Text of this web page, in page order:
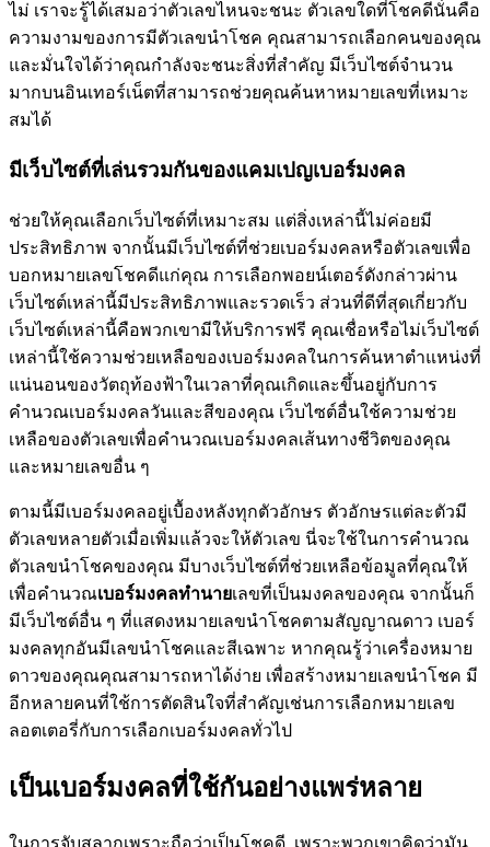
ไม่ เราจะรู้ได้เสมอว่าตัวเลขไหนจะชนะ ตัวเลขใดที่โชคดีนั่นคือ
ความงามของการมีตัวเลขนำโชค คุณสามารถเลือกคนของคุณ
และมั่นใจได้ว่าคุณกำลังจะชนะสิ่งที่สำคัญ มีเว็บไซต์จำนวน
มากบนอินเทอร์เน็ตที่สามารถช่วยคุณค้นหาหมายเลขที่เหมาะ
สมได้
มีเว็บไซต์ที่เล่นรวมกันของแคมเปญเบอร์มงคล
ช่วยให้คุณเลือกเว็บไซต์ที่เหมาะสม แต่สิ่งเหล่านี้ไม่ค่อยมี
ประสิทธิภาพ จากนั้นมีเว็บไซต์ที่ช่วยเบอร์มงคลหรือตัวเลขเพื่อ
บอกหมายเลขโชคดีแก่คุณ การเลือกพอยน์เตอร์ดังกล่าวผ่าน
เว็บไซต์เหล่านี้มีประสิทธิภาพและรวดเร็ว ส่วนที่ดีที่สุดเกี่ยวกับ
เว็บไซต์เหล่านี้คือพวกเขามีให้บริการฟรี คุณเชื่อหรือไม่เว็บไซต์
เหล่านี้ใช้ความช่วยเหลือของเบอร์มงคลในการค้นหาตำแหน่งที่
แน่นอนของวัตถุท้องฟ้าในเวลาที่คุณเกิดและขึ้นอยู่กับการ
คำนวณเบอร์มงคลวันและสีของคุณ เว็บไซต์อื่นใช้ความช่วย
เหลือของตัวเลขเพื่อคำนวณเบอร์มงคลเส้นทางชีวิตของคุณ
และหมายเลขอื่น ๆ
ตามนี้มีเบอร์มงคลอยู่เบื้องหลังทุกตัวอักษร ตัวอักษรแต่ละตัวมี
ตัวเลขหลายตัวเมื่อเพิ่มแล้วจะให้ตัวเลข นี่จะใช้ในการคำนวณ
ตัวเลขนำโชคของคุณ มีบางเว็บไซต์ที่ช่วยเหลือข้อมูลที่คุณให้
เพื่อคำนวณเบอร์มงคลทำนายเลขที่เป็นมงคลของคุณ จากนั้นก็
มีเว็บไซต์อื่น ๆ ที่แสดงหมายเลขนำโชคตามสัญญาณดาว เบอร์
มงคลทุกอันมีเลขนำโชคและสีเฉพาะ หากคุณรู้ว่าเครื่องหมาย
ดาวของคุณคุณสามารถหาได้ง่าย เพื่อสร้างหมายเลขนำโชค มี
อีกหลายคนที่ใช้การตัดสินใจที่สำคัญเช่นการเลือกหมายเลข
ลอตเตอรี่กับการเลือกเบอร์มงคลทั่วไป
เป็นเบอร์มงคลที่ใช้กันอย่างแพร่หลาย